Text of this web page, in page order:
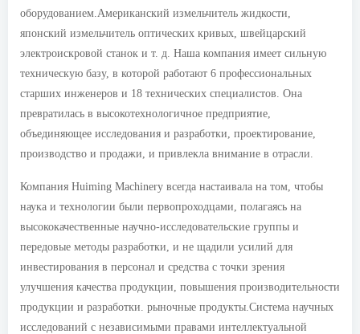
оборудованием.Американский измельчитель жидкости,
японский измельчитель оптических кривых, швейцарский
электроискровой станок и т. д. Наша компания имеет сильную
техническую базу, в которой работают 6 профессиональных
старших инженеров и 18 технических специалистов. Она
превратилась в высокотехнологичное предприятие,
объединяющее исследования и разработки, проектирование,
производство и продажи, и привлекла внимание в отрасли.
Компания Huiming Machinery всегда настаивала на том, чтобы
наука и технологии были первопроходцами, полагаясь на
высококачественные научно-исследовательские группы и
передовые методы разработки, и не щадили усилий для
инвестирования в персонал и средства с точки зрения
улучшения качества продукции, повышения производительности
продукции и разработки. рыночные продукты.Система научных
исследований с независимыми правами интеллектуальной